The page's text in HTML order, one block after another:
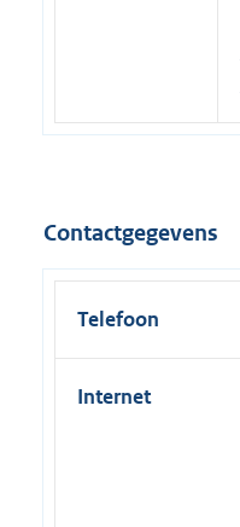
Contactgegevens
Telefoon
Internet